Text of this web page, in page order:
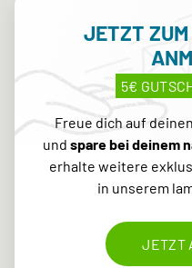
JETZT
5€
Freue dich auf
und spare bei deinem
erhalte weitere
in unserem
JETZT